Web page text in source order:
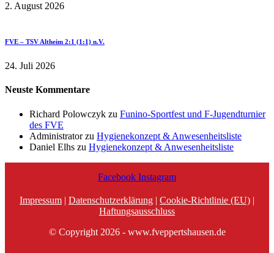
2. August 2026
FVE – TSV Altheim 2:1 (1:1) n.V.
24. Juli 2026
Neuste Kommentare
Richard Polowczyk zu Funino-Sportfest und F-Jugendturnier
des FVE
Administratorzu Hygienekonzept & Anwesenheitsliste
Daniel Elhs zu Hygienekonzept & Anwesenheitsliste
Facebook Instagram
Impressum | Datenschutzerklärung | Cookie-Richtlinie (EU) |
Haftungsausschluss
© Copyright 2026 - www.fveppertshausen.de